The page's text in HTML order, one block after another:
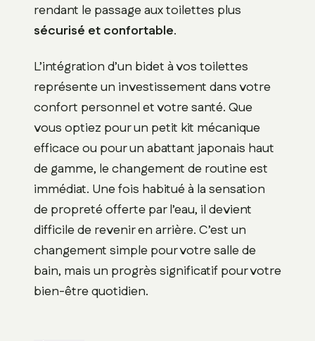
rendant le passage aux toilettes plus
sécurisé et confortable.
L’intégration d’un bidet à vos toilettes
représente un investissement dans votre
confort personnel et votre santé. Que
vous optiez pour un petit kit mécanique
efficace ou pour un abattant japonais haut
de gamme, le changement de routine est
immédiat. Une fois habitué à la sensation
de propreté offerte par l’eau, il devient
difficile de revenir en arrière. C’est un
changement simple pour votre salle de
bain, mais un progrès significatif pour votre
bien-être quotidien.